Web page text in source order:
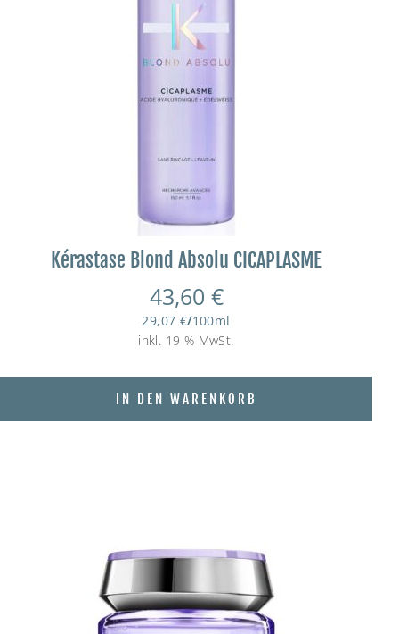
Kérastase Blond Absolu CICAPLASME
43,60 €
29,07 €/100ml
inkl. 19 % MwSt.
IN DEN WARENKORB